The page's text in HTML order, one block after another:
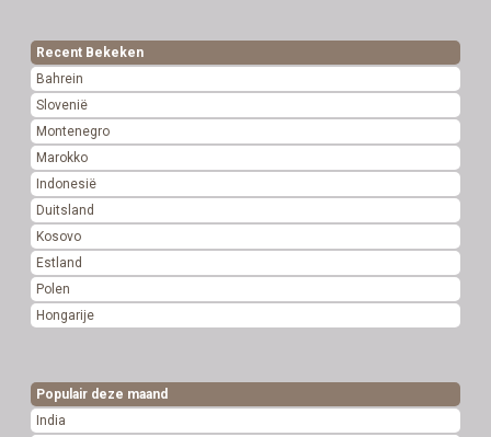
Recent Bekeken
Bahrein
Slovenië
Montenegro
Marokko
Indonesië
Duitsland
Kosovo
Estland
Polen
Hongarije
Populair deze maand
India